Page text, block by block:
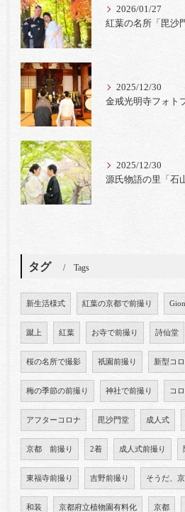
2026/01/27
紅葉の名所「毘沙
2025/12/30
金戒光明寺フォト
2025/12/30
源氏物語の里「石
タグ Tags
新生活様式 紅葉の京都で前撮り Gion
蹴上 紅葉 お寺で前撮り 詩仙堂
桜の名所で撮影 祇園前撮り 新型コ
梅の季節の前撮り 神社で前撮り コ
アフターコロナ 毘沙門堂 成人式
京都 前撮り 2着 成人式前撮り
東福寺前撮り 吉野前撮り そうだ、
和装 京都府立植物園有料化 京都